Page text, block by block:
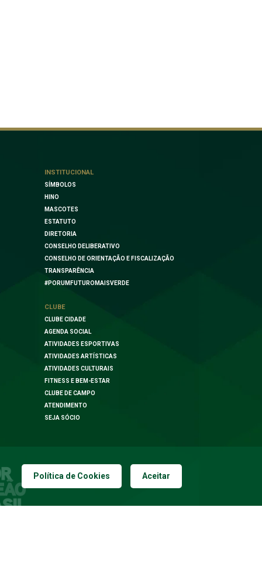
INSTITUCIONAL
SÍMBOLOS
HINO
MASCOTES
ESTATUTO
DIRETORIA
CONSELHO DELIBERATIVO
CONSELHO DE ORIENTAÇÃO E FISCALIZAÇÃO
TRANSPARÊNCIA
#PORUMFUTUROMAISVERDE
CLUBE
CLUBE CIDADE
AGENDA SOCIAL
ATIVIDADES ESPORTIVAS
ATIVIDADES ARTÍSTICAS
ATIVIDADES CULTURAIS
FITNESS E BEM-ESTAR
CLUBE DE CAMPO
ATENDIMENTO
SEJA SÓCIO
Política de Cookies Aceitar